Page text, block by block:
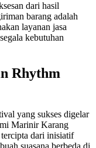
dari hasil
barang adalah
layanan jasa
kebutuhan
Rhythm
yang sukses digelar
Marinir Karang
dari inisiatif
suasana berbeda di